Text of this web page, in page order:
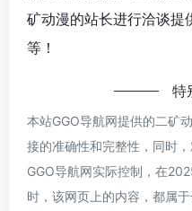
矿动漫的站长进行洽谈提
等！
特
本站GGO导航网提供的二矿
接的准确性和完整性，同时
GGO导航网实际控制，在
时，该网页上的内容，都属